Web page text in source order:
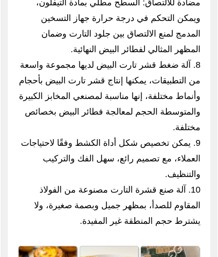
مضادة للالتصاق: السطح مطلي بمادة التيفلون،
ويمكن التحكم في درجة حرارة جهاز التسخين
المدمج لمنع الالتصاق بين جلود التارت وضمان
المظهر المثالي لفطائر البيض النهائية.
8. آلة ضغط قشر تارت البيض لديها مجموعة واسعة
من التطبيقات، يمكنها إنتاج قشر تارت البيض بأحجام
وأنماط مختلفة، إنها مناسبة لمصنعي المخابز الكبيرة
والمتوسطة الحجم لمعالجة فطائر البيض بخصائص
مختلفة.
9. يمكن تخصيص شكل أداة الكشط وفقًا لاحتياجات
العملاء، مع تصميم رائع، سهل الفك والتركيب
والتنظيف.
10. آلة صنع قشرة التارت مصنوعة من الفولاذ
المقاوم للصدأ، بمظهر جميل وبصمة صغيرة، ولا
يشترط حجم المنطقة غير المفيدة.